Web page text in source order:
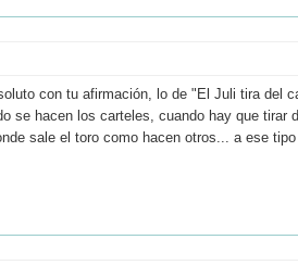
con tu afirmación, lo de "El Juli tira del
se hacen los carteles, cuando hay que
sale el toro como hacen otros... a ese